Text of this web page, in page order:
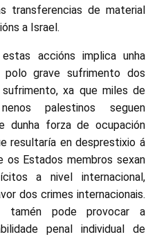
transferencias de material
a Israel.
accións implica unha
polo grave sufrimento dos
xa que miles de
palestinos seguen
dunha forza de ocupación
resultaría en desprestixio á
os Estados membros sexan
a nivel internacional,
dos crimes internacionais.
tamén pode provocar a
penal individual de